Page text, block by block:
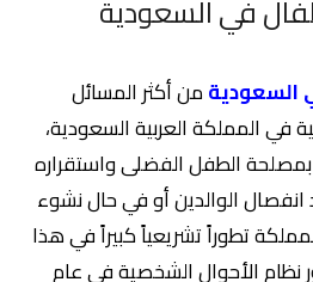
في السعودية
السعوديةمن أكثر المسائل
في المملكة العربية السعودية،
الطفل الفضلى واستقراره
الوالدين أو في حال نشوء
تطوراً تشريعياً كبيراً في هذا
نظام الأحوال الشخصية في عام